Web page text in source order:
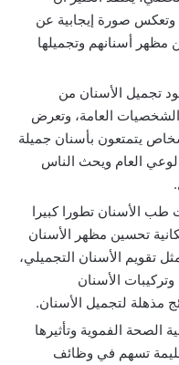
وتعكس صورة إيجابية عن
أسنانهم وتجميلها
تجميل الأسنان من
العامة، وتعرض
يتمتعون بأسنان جميلة
العام ويحث الناس
طب الأسنان تطورا كبيرا
تحسين مظهر الأسنان
تقويم الأسنان التجميلي،
الأسنان
مذهلة لتجميل الأسنان.
الصحة الفموية وتأثيرها
تسهم في وظائف